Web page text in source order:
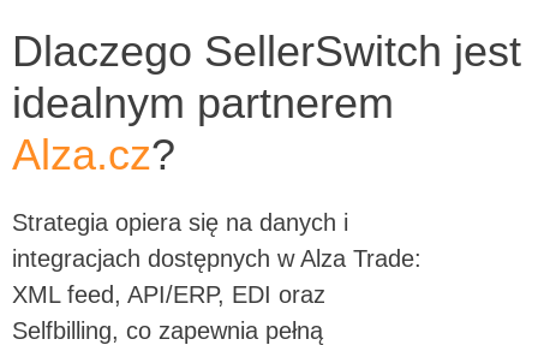
Dlaczego SellerSwitch jest
idealnym partnerem
Alza.cz?
Strategia opiera się na danych i
integracjach dostępnych w Alza Trade:
XML feed, API/ERP, EDI oraz
Selfbilling, co zapewnia pełną